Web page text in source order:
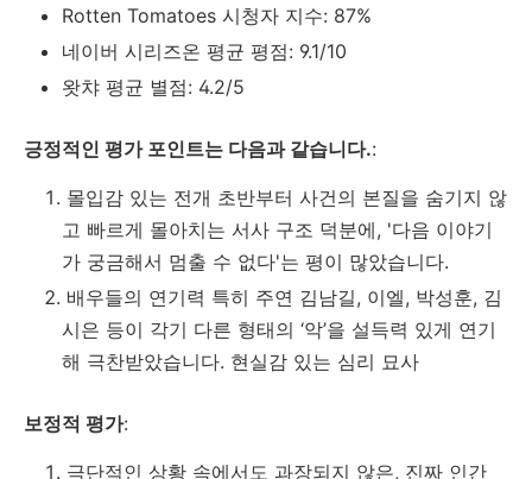
Rotten Tomatoes 시청자 지수: 87%
네이버 시리즈온 평균 평점: 9.1/10
왓챠 평균 별점: 4.2/5
긍정적인 평가 포인트는 다음과 같습니다.:
몰입감 있는 전개 초반부터 사건의 본질을 숨기지 않
고 빠르게 몰아치는 서사 구조 덕분에, '다음 이야기
가 궁금해서 멈출 수 없다'는 평이 많았습니다.
배우들의 연기력 특히 주연 김남길, 이엘, 박성훈, 김
시은 등이 각기 다른 형태의 ‘악’을 설득력 있게 연기
해 극찬받았습니다. 현실감 있는 심리 묘사
보정적 평가:
극단적인 상황 속에서도 과장되지 않은, 진짜 인간